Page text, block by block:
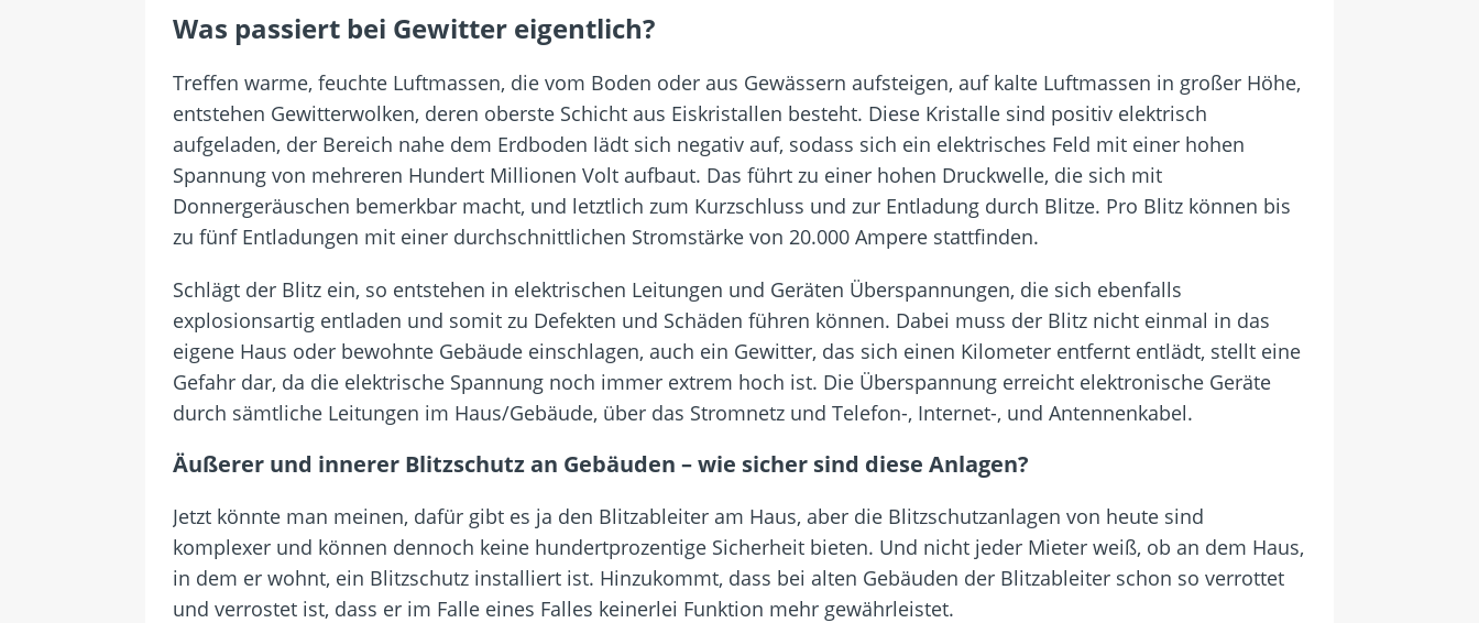
Was passiert bei Gewitter eigentlich?
Treffen warme, feuchte Luftmassen, die vom Boden oder aus Gewässern aufsteigen, auf kalte Luftmassen in großer Höhe,
entstehen Gewitterwolken, deren oberste Schicht aus Eiskristallen besteht. Diese Kristalle sind positiv elektrisch
aufgeladen, der Bereich nahe dem Erdboden lädt sich negativ auf, sodass sich ein elektrisches Feld mit einer hohen
Spannung von mehreren Hundert Millionen Volt aufbaut. Das führt zu einer hohen Druckwelle, die sich mit
Donnergeräuschen bemerkbar macht, und letztlich zum Kurzschluss und zur Entladung durch Blitze. Pro Blitz können bis
zu fünf Entladungen mit einer durchschnittlichen Stromstärke von 20.000 Ampere stattfinden.
Schlägt der Blitz ein, so entstehen in elektrischen Leitungen und Geräten Überspannungen, die sich ebenfalls
explosionsartig entladen und somit zu Defekten und Schäden führen können. Dabei muss der Blitz nicht einmal in das
eigene Haus oder bewohnte Gebäude einschlagen, auch ein Gewitter, das sich einen Kilometer entfernt entlädt, stellt eine
Gefahr dar, da die elektrische Spannung noch immer extrem hoch ist. Die Überspannung erreicht elektronische Geräte
durch sämtliche Leitungen im Haus/Gebäude, über das Stromnetz und Telefon-, Internet-, und Antennenkabel.
Äußerer und innerer Blitzschutz an Gebäuden – wie sicher sind diese Anlagen?
Jetzt könnte man meinen, dafür gibt es ja den Blitzableiter am Haus, aber die Blitzschutzanlagen von heute sind
komplexer und können dennoch keine hundertprozentige Sicherheit bieten. Und nicht jeder Mieter weiß, ob an dem Haus,
in dem er wohnt, ein Blitzschutz installiert ist. Hinzukommt, dass bei alten Gebäuden der Blitzableiter schon so verrottet
und verrostet ist, dass er im Falle eines Falles keinerlei Funktion mehr gewährleistet.